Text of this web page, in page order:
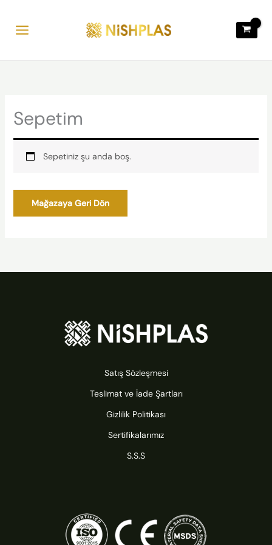
Sepetim
Sepetiniz şu anda boş.
Mağazaya Geri Dön
Satış Sözleşmesi
Teslimat ve İade Şartları
Gizlilik Politikası
Sertifikalarımız
S.S.S